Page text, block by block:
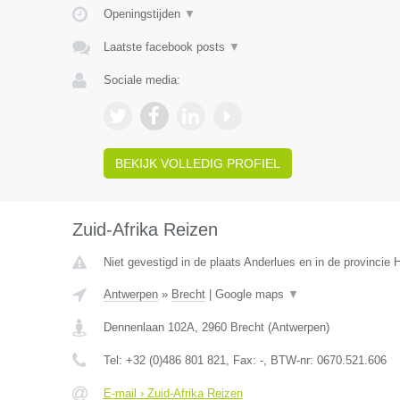
Openingstijden ▼
Laatste facebook posts ▼
Sociale media:
BEKIJK VOLLEDIG PROFIEL
Zuid-Afrika Reizen
Niet gevestigd in de plaats Anderlues en in de provincie
Antwerpen» Brecht| Google maps ▼
Dennenlaan 102A, 2960 Brecht(Antwerpen)
Tel: +32 (0)486 801 821, Fax: -, BTW-nr: 0670.521.606
E-mail › Zuid-Afrika Reizen